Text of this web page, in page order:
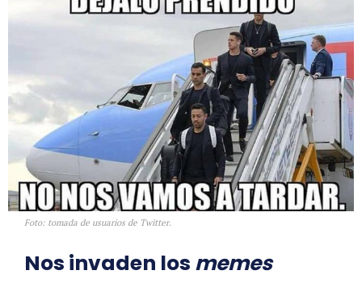
Foto: tomada de usuarios de Twitter.
Nos invaden los memes